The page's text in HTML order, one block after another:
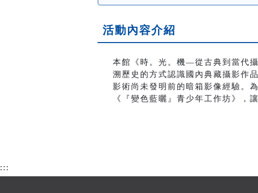
活動內容介紹
本館《時。光。機—從古典到當代
溯歷史的方式認識國內典藏攝影作
影術尚未發明前的暗箱影像經驗。
《『變色藍曬』青少年工作坊》，
:::